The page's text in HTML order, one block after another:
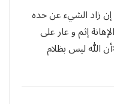
إن زاد الشيء عن حده
إثم و عار على
الله ليس بظلام